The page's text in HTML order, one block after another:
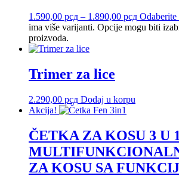
1.590,00 рсд – 1.890,00 рсд
ima više varijanti. Opcije mogu biti
proizvoda.
Trimer za lice
2.290,00 рсд Dodaj u korpu
Akcija!
ČETKA ZA KOSU 3 U 1
ZA KOSU SA